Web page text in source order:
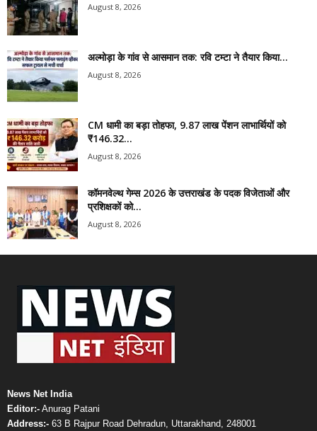
August 8, 2026
अल्मोड़ा के गांव से आसमान तक: रवि टम्टा ने तैयार किया...
August 8, 2026
CM धामी का बड़ा तोहफा, 9.87 लाख पेंशन लाभार्थियों को
₹146.32...
August 8, 2026
कॉमनवेल्थ गेम्स 2026 के उत्तराखंड के पदक विजेताओं और
प्रशिक्षकों को...
August 8, 2026
News Net India
Editor:- Anurag Patani
Address:- 63 B Rajpur Road Dehradun, Uttarakhand, 248001